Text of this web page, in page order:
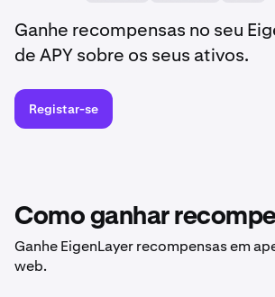
Ganhe recompensas no seu
de APY sobre os seus ativos.
Registar-se
Como ganhar
Ganhe EigenLayer recompensas em
web.